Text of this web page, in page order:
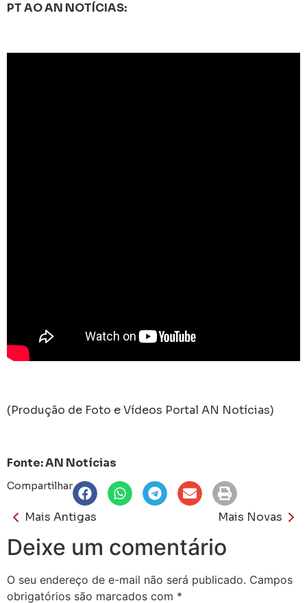
PT AO AN NOTÍCIAS:
(Produção de Foto e Vídeos Portal AN Notícias)
Fonte: AN Notícias
Compartilhar
Mais Antigas Mais Novas
Deixe um comentário
O seu endereço de e-mail não será publicado. Campos
obrigatórios são marcados com *